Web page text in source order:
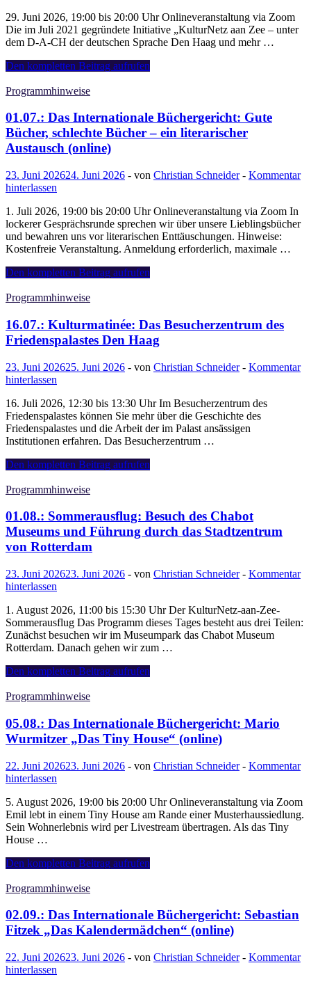
29. Juni 2026, 19:00 bis 20:00 Uhr Onlineveranstaltung via Zoom
Die im Juli 2021 gegründete Initiative „KulturNetz aan Zee – unter
dem D-A-CH der deutschen Sprache Den Haag und mehr …
29.06.:
Kulturlabor
Zee
(online)
Den kompletten Beitrag aufrufen
Programmhinweise
01.07.: Das Internationale Büchergericht: Gute
Bücher, schlechte Bücher – ein literarischer
Austausch (online)
23. Juni 202624. Juni 2026 - von Christian Schneider- Kommentar
hinterlassen
1. Juli 2026, 19:00 bis 20:00 Uhr Onlineveranstaltung via Zoom In
lockerer Gesprächsrunde sprechen wir über unsere Lieblingsbücher
und bewahren uns vor literarischen Enttäuschungen. Hinweise:
Kostenfreie Veranstaltung. Anmeldung erforderlich, maximale …
01.07.:
Internationale
Gute
Bücher,
schlechte
–
ein
literarischer
Austausch
(online)
Den kompletten Beitrag aufrufen
Programmhinweise
16.07.: Kulturmatinée: Das Besucherzentrum des
Friedenspalastes Den Haag
23. Juni 202625. Juni 2026 - von Christian Schneider- Kommentar
hinterlassen
16. Juli 2026, 12:30 bis 13:30 Uhr Im Besucherzentrum des
Friedenspalastes können Sie mehr über die Geschichte des
Friedenspalastes und die Arbeit der im Palast ansässigen
Institutionen erfahren. Das Besucherzentrum …
16.07.:
Das
des
Friedenspalastes
Den
Haag
Den kompletten Beitrag aufrufen
Programmhinweise
01.08.: Sommerausflug: Besuch des Chabot
Museums und Führung durch das Stadtzentrum
von Rotterdam
23. Juni 202623. Juni 2026 - von Christian Schneider- Kommentar
hinterlassen
1. August 2026, 11:00 bis 15:30 Uhr Der KulturNetz-aan-Zee-
Sommerausflug Das Programm dieses Tages besteht aus drei Teilen:
Zunächst besuchen wir im Museumpark das Chabot Museum
Rotterdam. Danach gehen wir zum …
01.08.:
Besuch
Chabot
Museums
und
durch
das
Stadtzentrum
von
Rotterdam
Den kompletten Beitrag aufrufen
Programmhinweise
05.08.: Das Internationale Büchergericht: Mario
Wurmitzer „Das Tiny House“ (online)
22. Juni 202623. Juni 2026 - von Christian Schneider- Kommentar
hinterlassen
5. August 2026, 19:00 bis 20:00 Uhr Onlineveranstaltung via Zoom
Emil lebt in einem Tiny House am Rande einer Musterhaussiedlung.
Sein Wohnerlebnis wird per Livestream übertragen. Als das Tiny
House …
05.08.:
Internationale
Mario
Wurmitzer
„Das
House“
(online)
Den kompletten Beitrag aufrufen
Programmhinweise
02.09.: Das Internationale Büchergericht: Sebastian
Fitzek „Das Kalendermädchen“ (online)
22. Juni 202623. Juni 2026 - von Christian Schneider- Kommentar
hinterlassen